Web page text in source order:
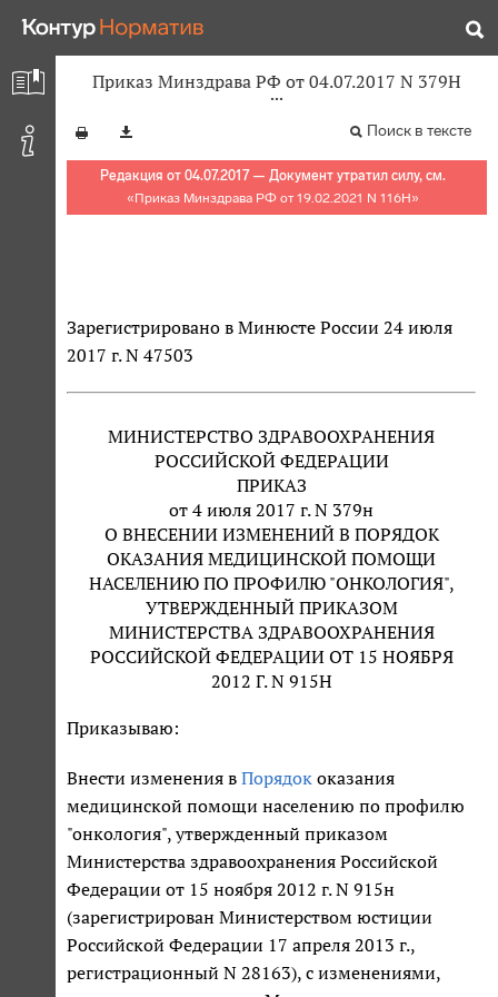
Приказ Минздрава РФ от 04.07.2017 N 379Н
Поиск в тексте
Редакция от 04.07.2017 — Документ утратил силу, см.
«Приказ Минздрава РФ от 19.02.2021 N 116Н»
Зарегистрировано в Минюсте России 24 июля
2017 г. N 47503
МИНИСТЕРСТВО ЗДРАВООХРАНЕНИЯ
РОССИЙСКОЙ ФЕДЕРАЦИИ
ПРИКАЗ
от 4 июля 2017 г. N 379н
О ВНЕСЕНИИ ИЗМЕНЕНИЙ В ПОРЯДОК
ОКАЗАНИЯ МЕДИЦИНСКОЙ ПОМОЩИ
НАСЕЛЕНИЮ ПО ПРОФИЛЮ "ОНКОЛОГИЯ",
УТВЕРЖДЕННЫЙ ПРИКАЗОМ
МИНИСТЕРСТВА ЗДРАВООХРАНЕНИЯ
РОССИЙСКОЙ ФЕДЕРАЦИИ ОТ 15 НОЯБРЯ
2012 Г. N 915Н
Приказываю:
Внести изменения в Порядок оказания
медицинской помощи населению по профилю
"онкология", утвержденный приказом
Министерства здравоохранения Российской
Федерации от 15 ноября 2012 г. N 915н
(зарегистрирован Министерством юстиции
Российской Федерации 17 апреля 2013 г.,
регистрационный N 28163), с изменениями,